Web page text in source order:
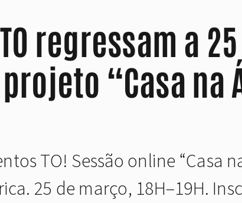
regressam a
“Casa na
TO! Sessão online “Casa
25 de março, 18H–19H.